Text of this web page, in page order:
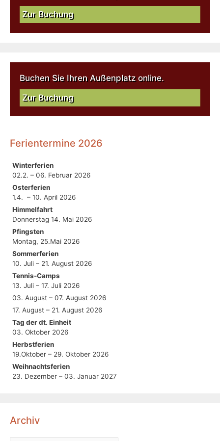
Zur Buchung
Buchen Sie Ihren Außenplatz online.
Zur Buchung
Ferientermine 2026
Winterferien
02.2. – 06. Februar 2026
Osterferien
1.4. – 10. April 2026
Himmelfahrt
Donnerstag 14. Mai 2026
Pfingsten
Montag, 25.Mai 2026
Sommerferien
10. Juli – 21. August 2026
Tennis-Camps
13. Juli – 17. Juli 2026
03. August – 07. August 2026
17. August – 21. August 2026
Tag der dt. Einheit
03. Oktober 2026
Herbstferien
19.Oktober – 29. Oktober 2026
Weihnachtsferien
23. Dezember – 03. Januar 2027
Archiv